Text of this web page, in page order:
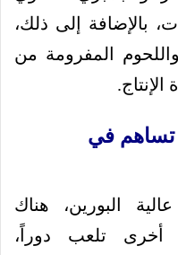
بالإضافة إلى ذلك،
المفرومة من
تساهم في
البورين، هناك
أخرى تلعب دوراً،